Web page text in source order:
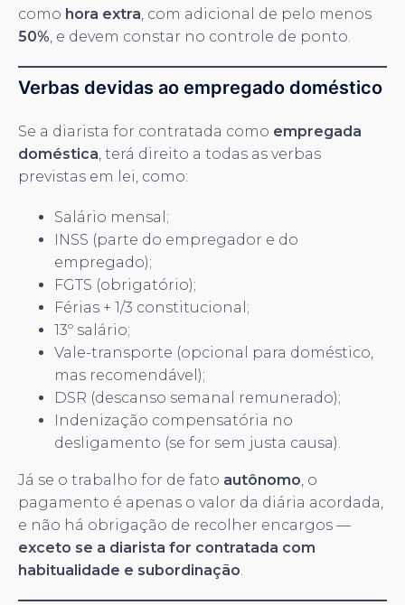
como hora extra, com adicional de pelo menos
50%, e devem constar no controle de ponto.
Verbas devidas ao empregado doméstico
Se a diarista for contratada como empregada
doméstica, terá direito a todas as verbas
previstas em lei, como:
Salário mensal;
INSS (parte do empregador e do
empregado);
FGTS (obrigatório);
Férias + 1/3 constitucional;
13º salário;
Vale-transporte (opcional para doméstico,
mas recomendável);
DSR (descanso semanal remunerado);
Indenização compensatória no
desligamento (se for sem justa causa).
Já se o trabalho for de fato autônomo, o
pagamento é apenas o valor da diária acordada,
e não há obrigação de recolher encargos —
exceto se a diarista for contratada com
habitualidade e subordinação.